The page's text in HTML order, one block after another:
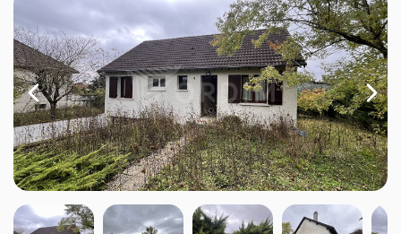
Louer
Vendre
Immobilier pro
Faire gérer
Syndic